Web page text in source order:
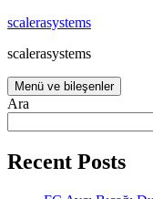
İçeriğe
scalerasystems
scalerasystems
Menü ve bileşenler
Ara
Recent Posts